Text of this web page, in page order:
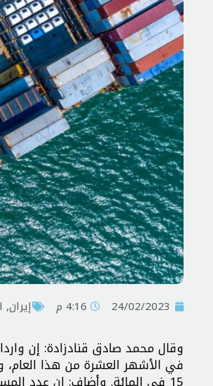
24/02/2023 4:16 م إيران,